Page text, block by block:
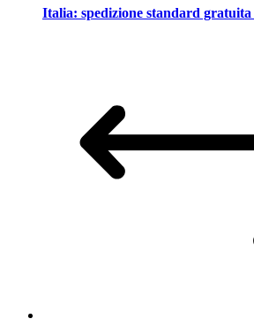
Italia: spedizione standard gratuita